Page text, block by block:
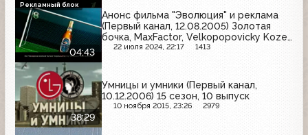
04:43
Анонс фильма "Эволюция" и реклама
(Первый канал, 12.08.2005) Золотая
бочка, MaxFactor, Velkopopovicky Kozel,
Bagbier, Tic Tac, Балтика, Охота,
22 июля 2024, 22:17 1413
Рекламный блок
38:29
Умницы и умники (Первый канал,
10.12.2006) 15 сезон, 10 выпуск
10 ноября 2015, 23:26 2979